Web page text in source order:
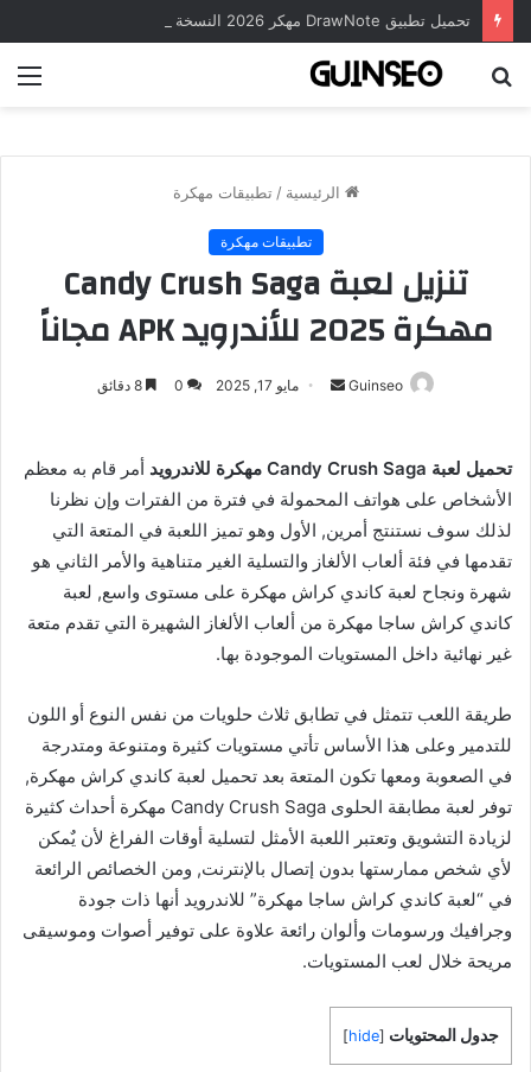
الرئيسية / تطبيقات مهكرة
تطبيقات مهكرة
تنزيل لعبة Candy Crush Saga
مهكرة 2025 للأندرويد APK مجاناً
Guinseo
أرسل مايو 17, 2025 0
تحميل لعبة Candy Crush Saga مهكرة للاندرويد
أمر قام به معظم
الأشخاص على هواتف المحمولة في فترة من الفترات وإن نظرنا
لذلك سوف نستنتج أمرين, الأول وهو تميز اللعبة في المتعة التي
تقدمها في فئة ألعاب الألغاز والتسلية الغير متناهية والأمر الثاني هو
شهرة ونجاح لعبة كاندي كراش مهكرة على مستوى واسع, لعبة
كاندي كراش ساجا مهكرة من ألعاب الألغاز الشهيرة التي تقدم متعة
غير نهائية داخل المستويات الموجودة بها.
طريقة اللعب تتمثل في تطابق ثلاث حلويات من نفس النوع أو اللون
للتدمير وعلى هذا الأساس تأتي مستويات كثيرة ومتنوعة ومتدرجة
في الصعوبة ومعها تكون المتعة بعد تحميل لعبة كاندي كراش مهكرة,
توفر لعبة مطابقة الحلوى Candy Crush Saga مهكرة أحداث كثيرة
لزيادة التشويق وتعتبر اللعبة الأمثل لتسلية أوقات الفراغ لأن يٌمكن
لأي شخص ممارستها بدون إتصال بالإنترنت, ومن الخصائص الرائعة
في “لعبة كاندي كراش ساجا مهكرة” للاندرويد أنها ذات جودة
وجرافيك ورسومات وألوان رائعة علاوة على توفير أصوات وموسيقى
مريحة خلال لعب المستويات.
جدول المحتويات [
hide
]